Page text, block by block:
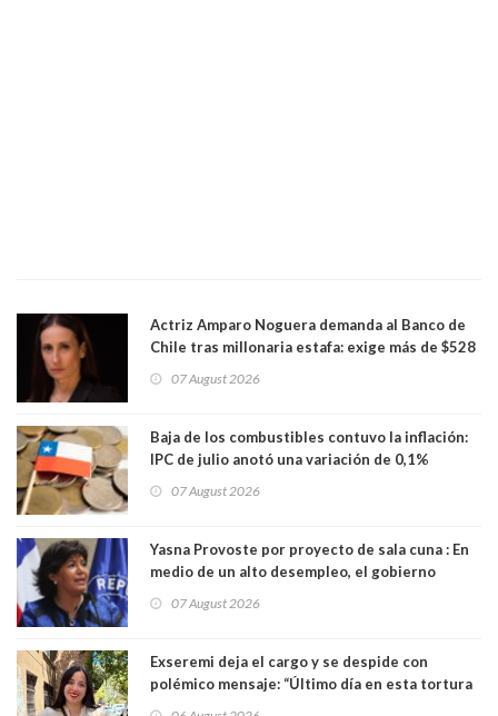
Actriz Amparo Noguera demanda al Banco de
Chile tras millonaria estafa: exige más de $528
07 August 2026
Baja de los combustibles contuvo la inflación:
IPC de julio anotó una variación de 0,1%
07 August 2026
Yasna Provoste por proyecto de sala cuna : En
medio de un alto desempleo, el gobierno
07 August 2026
Exseremi deja el cargo y se despide con
polémico mensaje: “Último día en esta tortura